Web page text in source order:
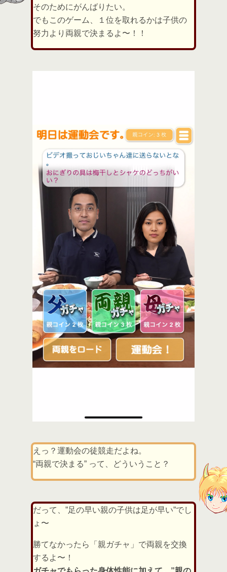
そのためにがんばりたい。
でもこのゲーム、１位を取れるかは子供の
努力より両親で決まるよ〜！！
えっ？運動会の徒競走だよね。
“両親で決まる” って、どういうこと？
だって、”足の早い親の子供は足が早い”でし
ょ〜
勝てなかったら「親ガチャ」で両親を交換
するよ〜！